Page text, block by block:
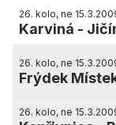
26. kolo, ne
Karviná -
26. kolo, ne
Frýdek
26. kolo, ne